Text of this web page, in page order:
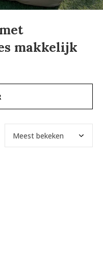
makkelijk